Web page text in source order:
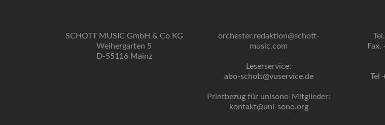
SCHOTT MUSIC GmbH & Co KG
Weihergarten 5
D-55116 Mainz
orchester.redaktion@schott-
music.com
Leserservice:
abo-schott@vuservice.de
Printbezug für unisono-Mitglieder:
kontakt@uni-sono.org
Tel